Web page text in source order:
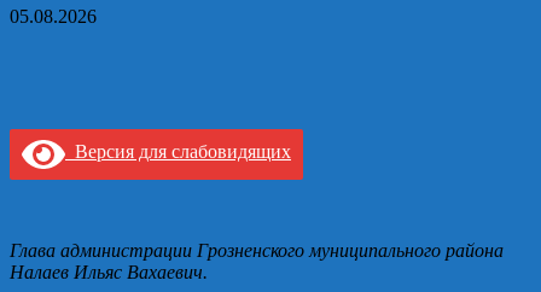
05.08.2026
Версия для слабовидящих
Глава администрации Грозненского муниципального района
Налаев Ильяс Вахаевич.